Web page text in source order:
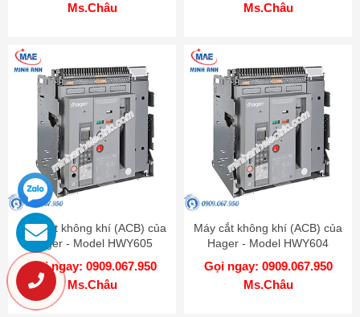
Ms.Châu
Ms.Châu
Máy cắt không khí (ACB) của
Hager - Model HWY605
Gọi ngay: 0909.067.950
Ms.Châu
Máy cắt không khí (ACB) của
Hager - Model HWY604
Gọi ngay: 0909.067.950
Ms.Châu